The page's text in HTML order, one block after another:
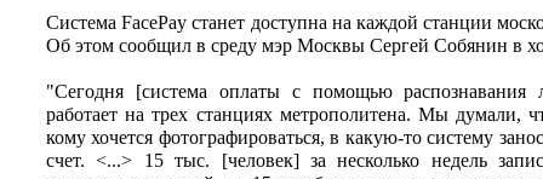
Система FacePay станет доступна на каждой станции
Об этом сообщил в среду мэр Москвы Сергей Собянин в
"Сегодня [система оплаты с помощью распознавания
работает на трех станциях метрополитена. Мы думали,
кому хочется фотографироваться, в какую-то систему
счет. <...> 15 тыс. [человек] за несколько недель